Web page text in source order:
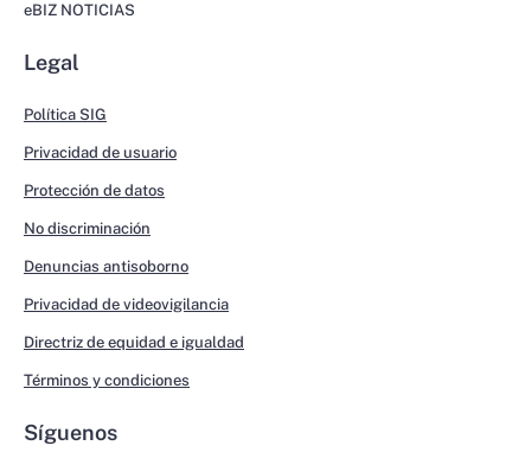
eBIZ NOTICIAS
Legal
Política SIG
Privacidad de usuario
Protección de datos
No discriminación
Denuncias antisoborno
Privacidad de videovigilancia
Directriz de equidad e igualdad
Términos y condiciones
Síguenos